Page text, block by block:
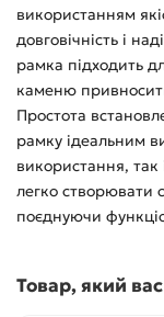
використанням
довговічність і
рамка підходить
каменю
Простота
рамку ідеальним
використання, так
легко створювати
поєднуючи
Товар, який